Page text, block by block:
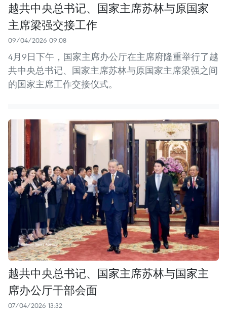
越共中央总书记、国家主席苏林与原国家
主席梁强交接工作
09/04/2026 09:08
4月9日下午，国家主席办公厅在主席府隆重举行了越
共中央总书记、国家主席苏林与原国家主席梁强之间
的国家主席工作交接仪式。
越共中央总书记、国家主席苏林与国家主
席办公厅干部会面
07/04/2026 13:32